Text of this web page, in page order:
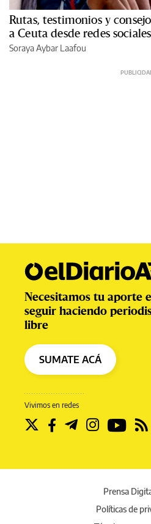
Rutas, testimonios y
a Ceuta desde redes sociales
Soraya Aybar Laafou
Vivimos en redes
Necesitamos tu aporte
seguir haciendo
libre
SUMATE ACÁ
Prensa
Políticas de